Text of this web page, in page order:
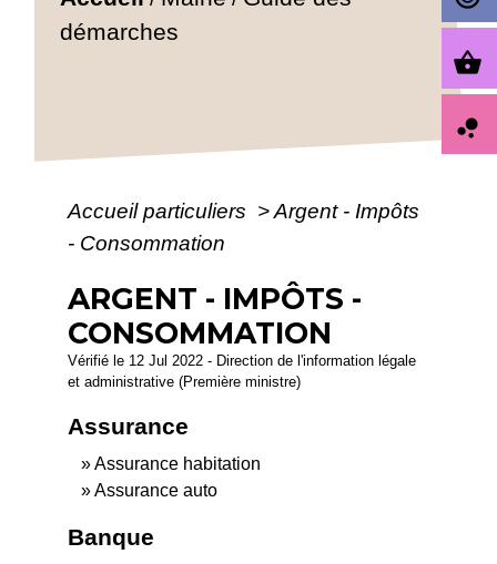
démarches
Accueil particuliers >Argent - Impôts
- Consommation
ARGENT - IMPÔTS -
CONSOMMATION
Vérifié le 12 Jul 2022 - Direction de l'information légale
et administrative (Première ministre)
Assurance
Assurance habitation
Assurance auto
Banque
shopping_basket
bubble_chart